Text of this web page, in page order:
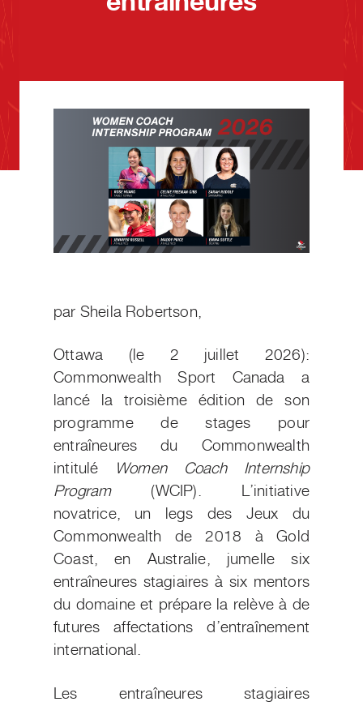
par Sheila Robertson,
Ottawa (le 2 juillet 2026):
Commonwealth Sport Canada a
lancé la troisième édition de son
programme de stages pour
entraîneures du Commonwealth
intitulé
Women Coach Internship
Program(WCIP). L’initiative
novatrice, un legs des Jeux du
Commonwealth de 2018 à Gold
Coast, en Australie, jumelle six
entraîneures stagiaires à six mentors
du domaine et prépare la relève à de
futures affectations d’entraînement
international.
Les entraîneures stagiaires